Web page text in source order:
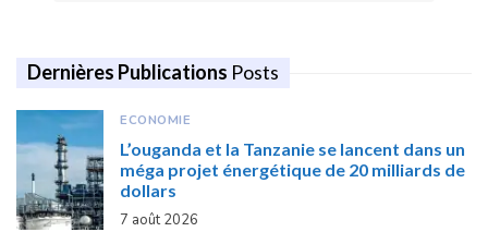
Dernières Publications Posts
ECONOMIE
L’ouganda et la Tanzanie se lancent dans un
méga projet énergétique de 20 milliards de
dollars
7 août 2026